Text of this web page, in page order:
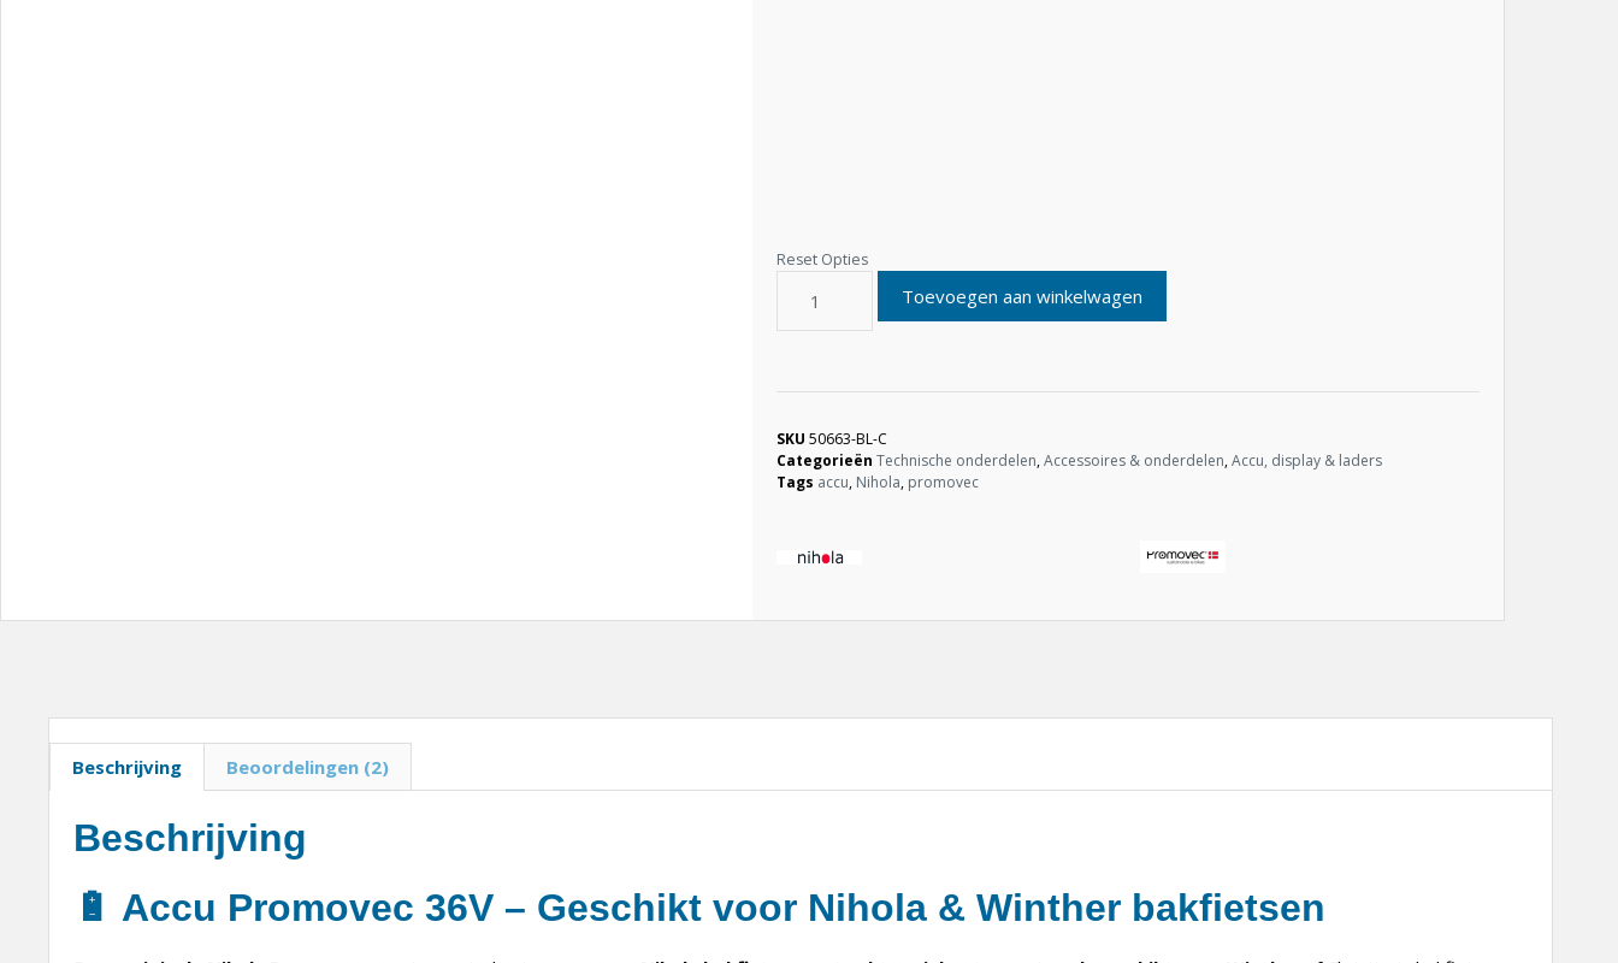
Toevoegen aan winkelwagen
SKU 50663-BL-C
Categorieën Technische onderdelen,Accessoires & onderdelen,Accu, display & laders
Tags accu, Nihola, promovec
Beschrijving Beoordelingen (2)
Beschrijving
🔋 Accu Promovec 36V – Geschikt voor Nihola & Winther bakfietsen